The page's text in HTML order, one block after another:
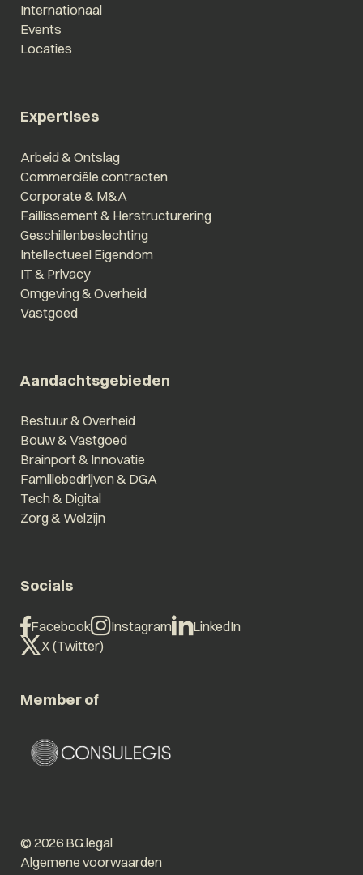
Internationaal
Events
Locaties
Expertises
Arbeid & Ontslag
Commerciële contracten
Corporate & M&A
Faillissement & Herstructurering
Geschillenbeslechting
Intellectueel Eigendom
IT & Privacy
Omgeving & Overheid
Vastgoed
Aandachtsgebieden
Bestuur & Overheid
Bouw & Vastgoed
Brainport & Innovatie
Familiebedrijven & DGA
Tech & Digital
Zorg & Welzijn
Socials
Facebook Instagram
LinkedIn
X (Twitter)
Member of
© 2026 BG.legal
Algemene voorwaarden